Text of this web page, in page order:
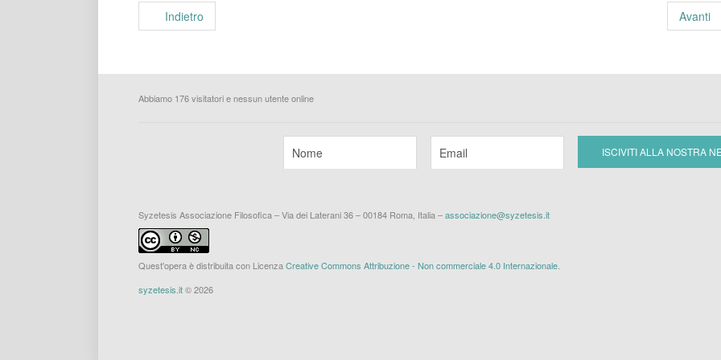
Indietro Avanti
Abbiamo 176 visitatori e nessun utente online
Syzetesis Associazione Filosofica – Via dei Laterani 36 – 00184 Roma, Italia –associazione@syzetesis.it
Quest'opera è distribuita con LicenzaCreative Commons Attribuzione - Non commerciale 4.0 Internazionale
syzetesis.it© 2026